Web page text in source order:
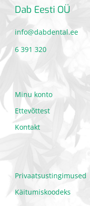
Dab Eesti OÜ
info@dabdental.ee
6 391 320
Minu konto
Ettevõttest
Kontakt
Privaatsustingimused
Käitumiskoodeks